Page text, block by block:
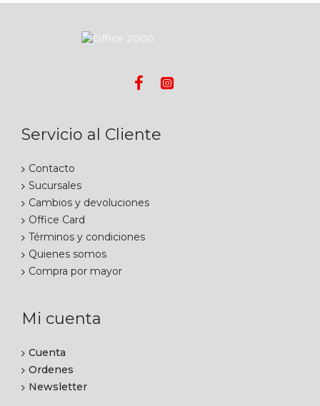
Servicio al Cliente
Contacto
Sucursales
Cambios y devoluciones
Office Card
Términos y condiciones
Quienes somos
Compra por mayor
Mi cuenta
Cuenta
Ordenes
Newsletter